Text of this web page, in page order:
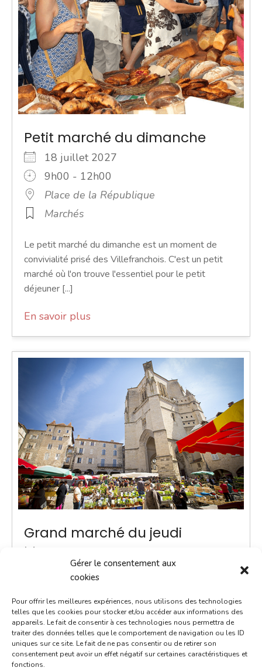
Gérer le consentement aux
cookies
Pour offrir les meilleures expériences, nous utilisons des technologies
telles que les cookies pour stocker et/ou accéder aux informations des
appareils. Le fait de consentir à ces technologies nous permettra de
traiter des données telles que le comportement de navigation ou les ID
uniques sur ce site. Le fait de ne pas consentir ou de retirer son
consentement peut avoir un effet négatif sur certaines caractéristiques et
fonctions.
Petit marché du dimanche
18 juillet 2027
9h00 - 12h00
Place de la République
Marchés
Le petit marché du dimanche est un moment de
convivialité prisé des Villefranchois. C'est un petit
marché où l'on trouve l'essentiel pour le petit
déjeuner [...]
En savoir plus
Grand marché du jeudi
8h00 - 13h00
Marchés
ACTUALITÉ - Une navette Bastibus gratuite pour le
marché Chaque jeudi jusqu’à septembre, une navette